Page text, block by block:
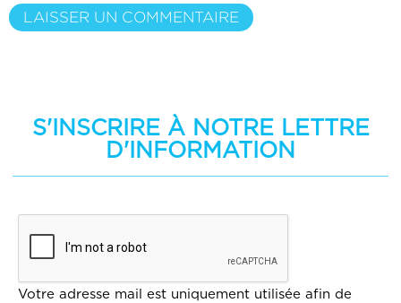
S'INSCRIRE À NOTRE LETTRE
D'INFORMATION
Votre adresse mail est uniquement utilisée afin de